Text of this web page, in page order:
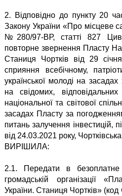
2. Відповідно до пункту 20
Закону України «Про місцеве
№280/97-ВР, статті 827
повторне звернення Пласту
Станиця Чортків від 29
сприяння всебічному,
української молоді на
на свідомих,
національної та світової
засадах Пласту за
питань залучення інвестицій,
від 24.03.2021 року,
ВИРІШИЛА:
2.1. Передати в
громадській організації
України. Станиця Чортків»